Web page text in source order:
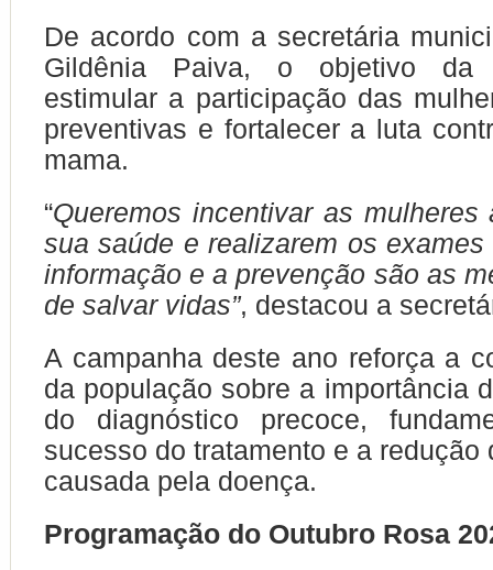
De acordo com a secretária
Gildênia Paiva, o objetivo da
estimular a participação das
preventivas e fortalecer a luta
mama.
“Queremos incentivar as mulheres
sua saúde e realizarem os
informação e a prevenção são as
de salvar vidas”, destacou a
A campanha deste ano reforça a
da população sobre a importância
do diagnóstico precoce,
sucesso do tratamento e a redução
causada pela doença.
Programação do Outubro Rosa